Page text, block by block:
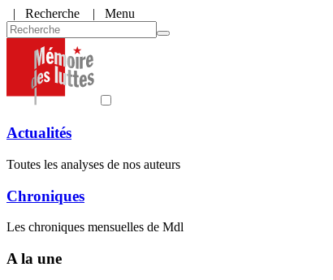
| Recherche | Menu
Actualités
Toutes les analyses de nos auteurs
Chroniques
Les chroniques mensuelles de Mdl
A la une